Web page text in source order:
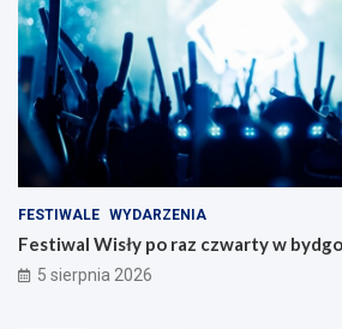
FESTIWALE WYDARZENIA
Festiwal Wisły po raz czwarty w
5 sierpnia 2026